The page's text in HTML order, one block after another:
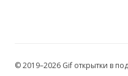
© 2019–2026 Gif открытки в